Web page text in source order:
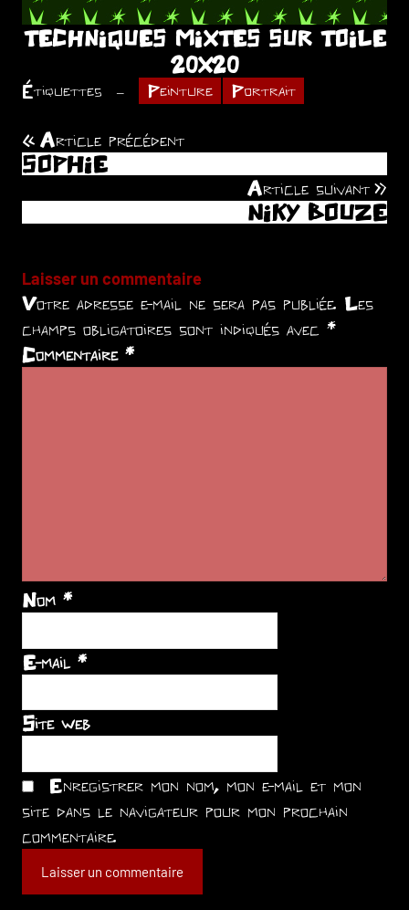
TECHNIQUES MIXTES SUR TOILE
20X20
Étiquettes Peinture Portrait
Navigation
de
Article précédent
SOPHIE
Article suivant
NIKY BOUZE
Laisser un commentaire
Votre adresse e-mail ne sera pas publiée. Les
champs obligatoires sont indiqués avec *
Commentaire *
Nom *
E-mail *
Site web
Enregistrer mon nom, mon e-mail et mon
site dans le navigateur pour mon prochain
commentaire.